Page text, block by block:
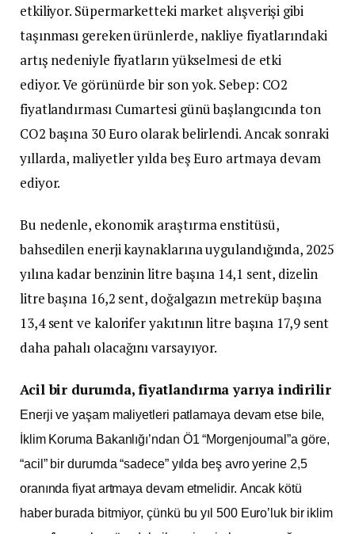
etkiliyor. Süpermarketteki market alışverişi gibi
taşınması gereken ürünlerde, nakliye fiyatlarındaki
artış nedeniyle fiyatların yükselmesi de etki
ediyor. Ve görünürde bir son yok. Sebep: CO2
fiyatlandırması Cumartesi günü başlangıcında ton
CO2 başına 30 Euro olarak belirlendi. Ancak sonraki
yıllarda, maliyetler yılda beş Euro artmaya devam
ediyor.
Bu nedenle, ekonomik araştırma enstitüsü,
bahsedilen enerji kaynaklarına uygulandığında, 2025
yılına kadar benzinin litre başına 14,1 sent, dizelin
litre başına 16,2 sent, doğalgazın metreküp başına
13,4 sent ve kalorifer yakıtının litre başına 17,9 sent
daha pahalı olacağını varsayıyor.
Acil bir durumda, fiyatlandırma yarıya indirilir
Enerji ve yaşam maliyetleri patlamaya devam etse bile,
İklim Koruma Bakanlığı’ndan Ö1 “Morgenjournal”a göre,
“acil” bir durumda “sadece” yılda beş avro yerine 2,5
oranında fiyat artmaya devam etmelidir. Ancak kötü
haber burada bitmiyor, çünkü bu yıl 500 Euro’luk bir iklim